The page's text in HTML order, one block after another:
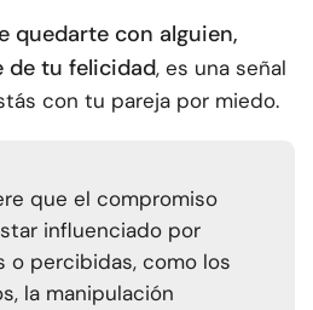
quedarte con alguien,
de tu felicidad, es una señal
con tu pareja por miedo.
que el compromiso
influenciado por
o percibidas, como los
la manipulación